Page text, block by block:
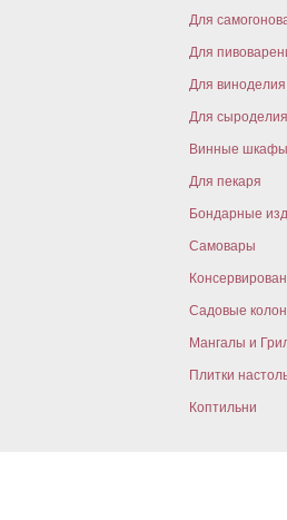
Для
Для
Для виноделия
Для сыроделия
Винные шкафы
Для пекаря
Бондарные
Самовары
Садовые
Мангалы и
Плитки
Коптильни